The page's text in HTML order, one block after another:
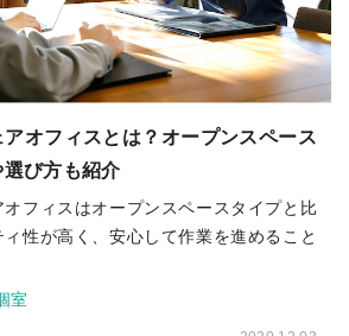
オフィスとは？オープンスペース
び方も紹介
フィスはオープンスペースタイプと比
性が高く、安心して作業を進めること
室